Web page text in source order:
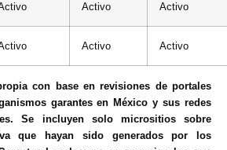
Activo Activo
Activo Activo
con base en revisiones de portales
garantes en México y sus redes
Se incluyen solo micrositios sobre
que hayan sido generados por los